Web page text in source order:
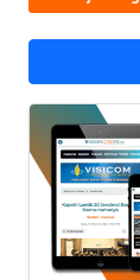
WN
WN
TAPANULI
TENGAH
WN DELI
SERDANG